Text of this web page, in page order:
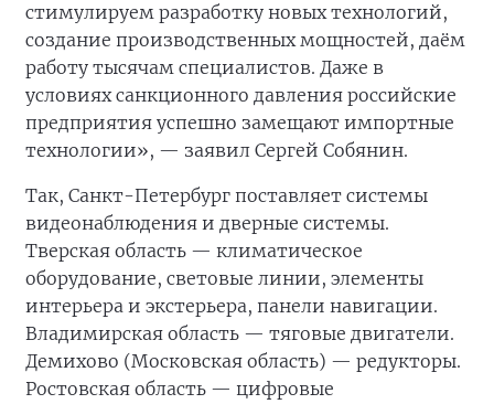
стимулируем разработку новых технологий,
создание производственных мощностей, даём
работу тысячам специалистов. Даже в
условиях санкционного давления российские
предприятия успешно замещают импортные
технологии», — заявил Сергей Собянин.
Так, Санкт-Петербург поставляет системы
видеонаблюдения и дверные системы.
Тверская область — климатическое
оборудование, световые линии, элементы
интерьера и экстерьера, панели навигации.
Владимирская область — тяговые двигатели.
Демихово (Московская область) — редукторы.
Ростовская область — цифровые